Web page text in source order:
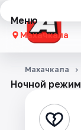
Меню
Махачкала
Концерты
Стендап
Ночной режим
Махачкала